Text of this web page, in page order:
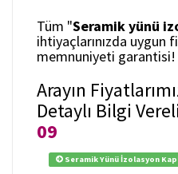
Tüm "Seramik yünü
ihtiyaçlarınızda uygun
memnuniyeti garantisi!
Arayın
Detaylı Bilgi
09
Seramik Yünü İzolasyon